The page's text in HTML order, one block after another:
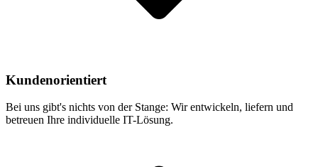
Kundenorientiert
Bei uns gibt's nichts von der Stange: Wir entwickeln, liefern und
betreuen Ihre individuelle IT-Lösung.